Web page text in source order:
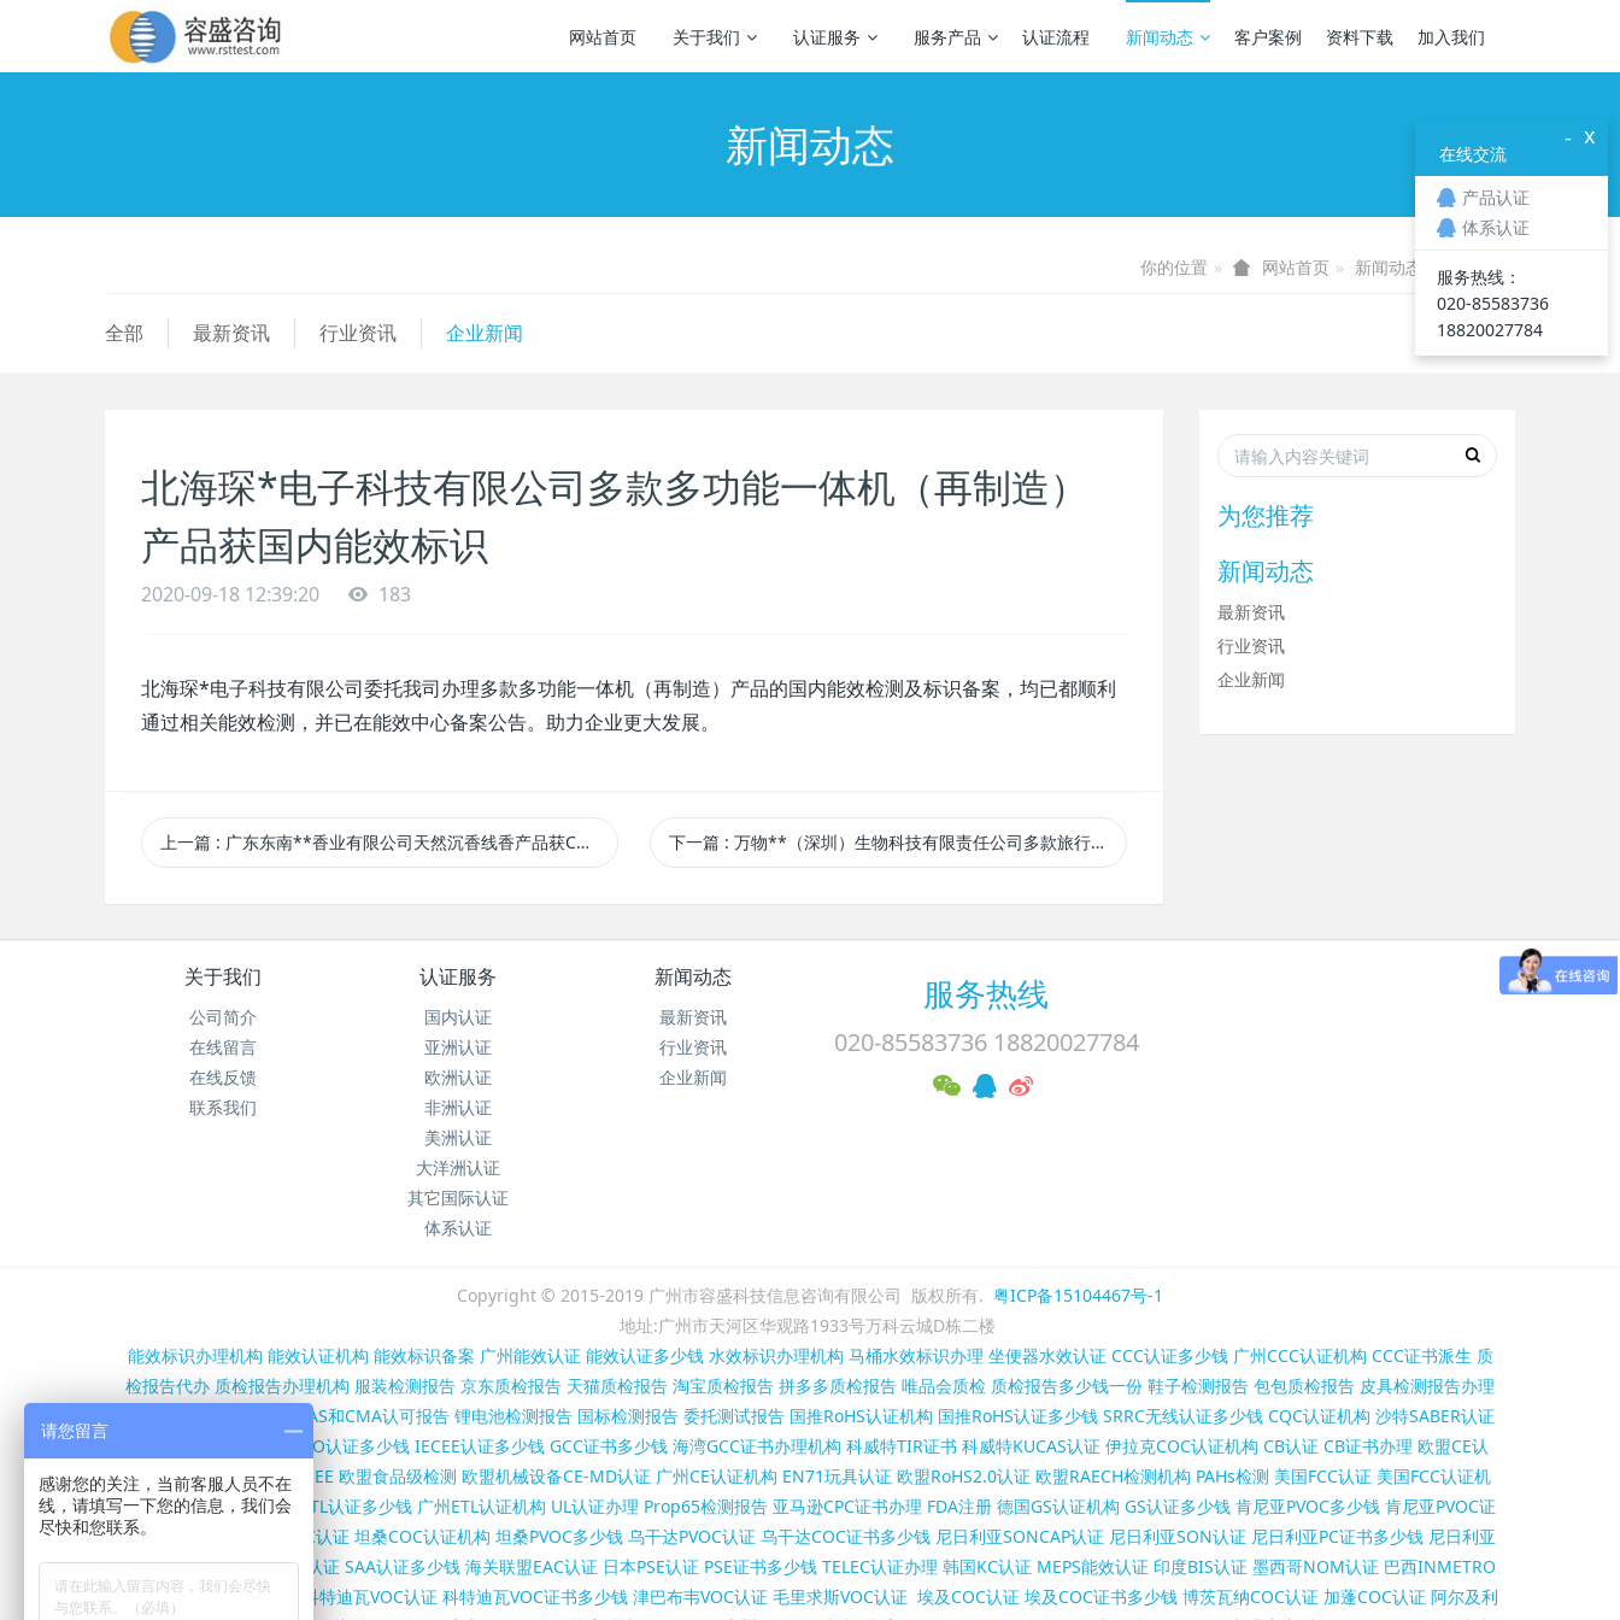
网站首页 关于我们 认证服务 服务产品 认证流程 新闻动态 客户案例 资料下载 加入我们
新闻动态
你的位置 网站首页 新闻动态 企业新闻
全部 最新资讯 行业资讯 企业新闻
北海琛*电子科技有限公司多款多功能一体机（再制造）
产品获国内能效标识
2020-09-18 12:39:20 183
北海琛*电子科技有限公司委托我司办理多款多功能一体机（再制造）产品的国内能效检测及标识备案，均已都顺利
通过相关能效检测，并已在能效中心备案公告。助力企业更大发展。
上一篇 : 广东东南**香业有限公司天然沉香线香产品获CNAS及CMA认可检测报告 下一篇 : 万物**（深圳）生物科技有限责任公司多款旅行护理包产品获CNAS及CMA认可检测报告
为您推荐
新闻动态
最新资讯
行业资讯
企业新闻
关于我们
公司简介
在线留言
在线反馈
联系我们
认证服务
国内认证
亚洲认证
欧洲认证
非洲认证
美洲认证
大洋洲认证
其它国际认证
体系认证
新闻动态
最新资讯
行业资讯
企业新闻
服务热线
020-85583736 18820027784
Copyright © 2015-2019 广州市容盛科技信息咨询有限公司 版权所有. 粤ICP备15104467号-1
地址:广州市天河区华观路1933号万科云城D栋二楼
能效标识办理机构 能效认证机构 能效标识备案 广州能效认证 能效认证多少钱 水效标识办理机构 马桶水效标识办理 坐便器水效认证 CCC认证多少钱 广州CCC认证机构 CCC证书派生 质
检报告代办 质检报告办理机构 服装检测报告 京东质检报告 天猫质检报告 淘宝质检报告 拼多多质检报告 唯品会质检 质检报告多少钱一份 鞋子检测报告 包包质检报告 皮具检测报告办理
CNAS和CMA认可报告 锂电池检测报告 国标检测报告 委托测试报告 国推RoHS认证机构 国推RoHS认证多少钱 SRRC无线认证多少钱 CQC认证机构 沙特SABER认证
SASO认证多少钱 IECEE认证多少钱 GCC证书多少钱 海湾GCC证书办理机构 科威特TIR证书 科威特KUCAS认证 伊拉克COC认证机构 CB认证 CB证书办理 欧盟CE认
证
欧盟RED认证 欧盟WEEE 欧盟食品级检测 欧盟机械设备CE-MD认证 广州CE认证机构 EN71玩具认证 欧盟RoHS2.0认证 欧盟RAECH检测机构 PAHs检测 美国FCC认证 美国FCC认证机
构 FCC证书多少钱 北美ETL认证多少钱 广州ETL认证机构 UL认证办理 Prop65检测报告 亚马逊CPC证书办理 FDA注册 德国GS认证机构 GS认证多少钱 肯尼亚PVOC多少钱 肯尼亚PVOC证
书办理机构
坦桑尼亚COC认证 坦桑COC认证机构 坦桑PVOC多少钱 乌干达PVOC认证 乌干达COC证书多少钱 尼日利亚SONCAP认证 尼日利亚SON认证 尼日利亚PC证书多少钱 尼日利亚
SC证书多少钱 澳洲RCM认证 SAA认证多少钱 海关联盟EAC认证 日本PSE认证 PSE证书多少钱 TELEC认证办理 韩国KC认证 MEPS能效认证 印度BIS认证 墨西哥NOM认证 巴西INMETRO
认证 伊朗VOC/COI认证 科特迪瓦VOC认证 科特迪瓦VOC证书多少钱 津巴布韦VOC认证 毛里求斯VOC认证 埃及COC认证 埃及COC证书多少钱 博茨瓦纳COC认证 加蓬COC认证 阿尔及利
x
-
在线交流
产品认证
体系认证
服务热线：
020-85583736
18820027784
请您留言
感谢您的关注，当前客服人员不在
线，请填写一下您的信息，我们会
尽快和您联系。